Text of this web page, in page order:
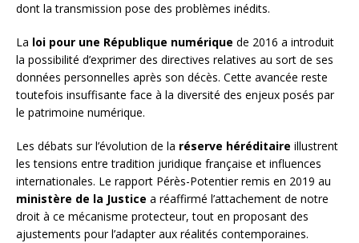
dont la transmission pose des problèmes inédits.
La loi pour une République numérique de 2016 a introduit
la possibilité d’exprimer des directives relatives au sort de ses
données personnelles après son décès. Cette avancée reste
toutefois insuffisante face à la diversité des enjeux posés par
le patrimoine numérique.
Les débats sur l’évolution de la réserve héréditaire illustrent
les tensions entre tradition juridique française et influences
internationales. Le rapport Pérès-Potentier remis en 2019 au
ministère de la Justice a réaffirmé l’attachement de notre
droit à ce mécanisme protecteur, tout en proposant des
ajustements pour l’adapter aux réalités contemporaines.